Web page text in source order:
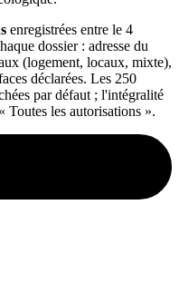
enregistrées entre le 4
dossier : adresse du
(logement, locaux, mixte),
déclarées. Les 250
par défaut ; l'intégralité
Toutes les autorisations ».